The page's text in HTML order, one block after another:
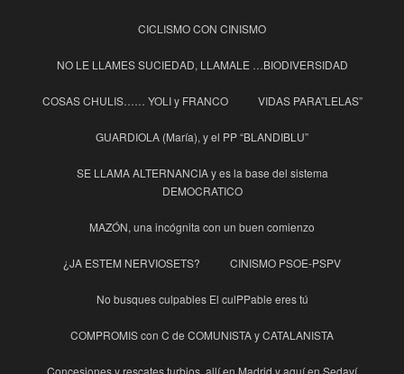
CICLISMO CON CINISMO
NO LE LLAMES SUCIEDAD, LLAMALE …BIODIVERSIDAD
COSAS CHULIS…… YOLI y FRANCO VIDAS PARA”LELAS”
GUARDIOLA (María), y el PP “BLANDIBLU”
SE LLAMA ALTERNANCIA y es la base del sistema
DEMOCRATICO
MAZÓN, una incógnita con un buen comienzo
¿JA ESTEM NERVIOSETS? CINISMO PSOE-PSPV
No busques culpables El culPPable eres tú
COMPROMIS con C de COMUNISTA y CATALANISTA